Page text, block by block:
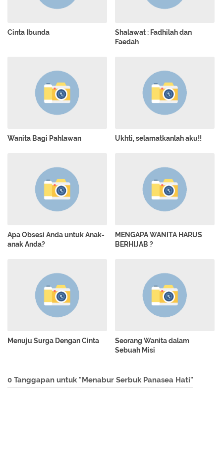
Cinta Ibunda
Shalawat : Fadhilah dan
Faedah
Wanita Bagi Pahlawan Ukhti, selamatkanlah aku!!
Apa Obsesi Anda untuk Anak-
anak Anda?
MENGAPA WANITA HARUS
BERHIJAB ?
Menuju Surga Dengan Cinta
Seorang Wanita dalam
Sebuah Misi
0 Tanggapan untuk "Menabur Serbuk Panasea Hati"